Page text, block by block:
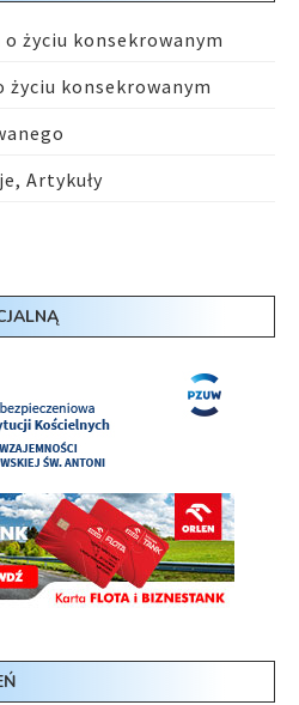
życiu konsekrowanym
konsekrowanym
Artykuły